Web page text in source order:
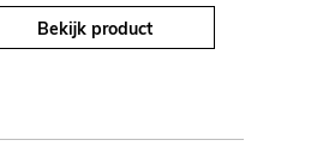
Bekijk product